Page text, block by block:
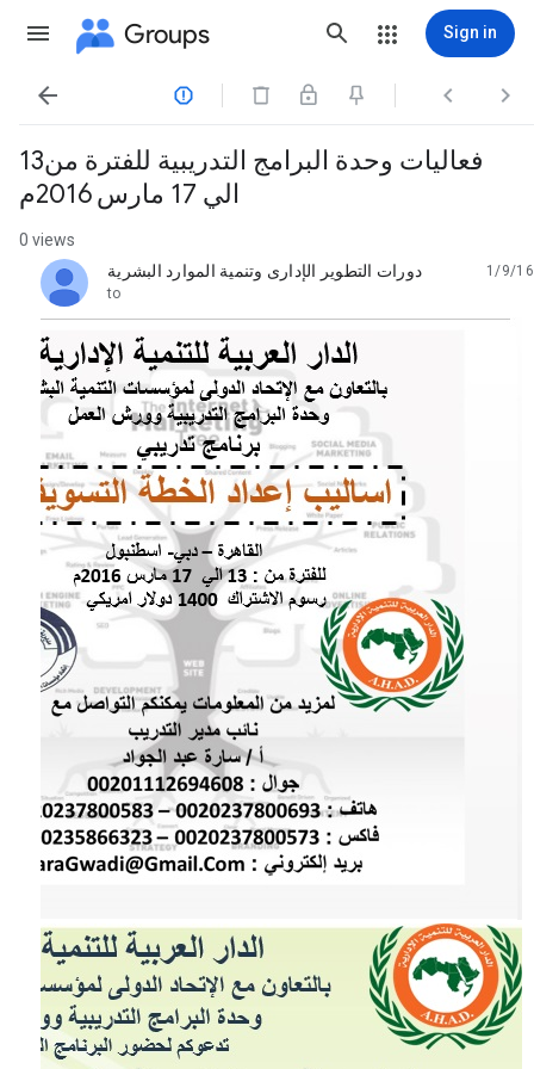
Groups Sign in
   
فعاليات وحدة البرامج التدريبية للفترة من13
الي 17 مارس 2016م
0 views
دورات التطوير الإدارى وتنمية الموارد البشرية
unread,
1/9/16
to